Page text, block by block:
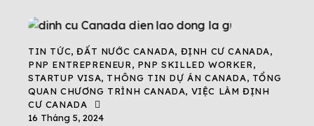
TIN TỨC,ĐẤT NƯỚC CANADA, ĐỊNH CƯ CANADA,
PNP ENTREPRENEUR, PNP SKILLED WORKER,
STARTUP VISA, THÔNG TIN DỰ ÁN CANADA, TỔNG
QUAN CHƯƠNG TRÌNH CANADA, VIỆC LÀM ĐỊNH
CƯ CANADA
16 Tháng 5, 2024